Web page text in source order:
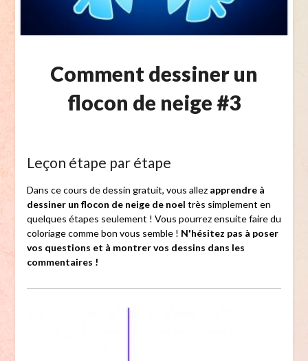
Comment dessiner un
flocon de neige #3
Leçon étape par étape
Dans ce cours de dessin gratuit, vous allez apprendre à
dessiner un flocon de neige de noel très simplement en
quelques étapes seulement ! Vous pourrez ensuite faire du
coloriage comme bon vous semble ! N'hésitez pas à poser
vos questions et à montrer vos dessins dans les
commentaires !